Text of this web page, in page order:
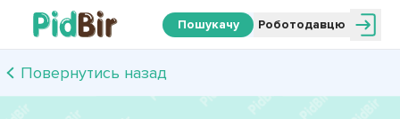
Пошукачу Роботодавцю
Повернутись назад